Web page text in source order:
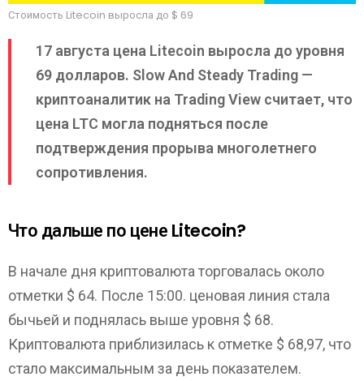
Стоимость Litecoin выросла до $ 69
17 августа цена Litecoin выросла до уровня
69 долларов. Slow And Steady Trading —
криптоаналитик на Trading View считает, что
цена LTC могла подняться после
подтверждения прорыва многолетнего
сопротивления.
Что дальше по цене Litecoin?
В начале дня криптовалюта торговалась около
отметки $ 64. После 15:00. ценовая линия стала
бычьей и поднялась выше уровня $ 68.
Криптовалюта приблизилась к отметке $ 68,97, что
стало максимальным за день показателем.